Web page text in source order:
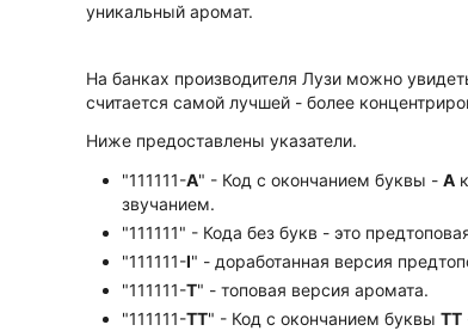
уникальный аромат.
На банках производителя Лузи можно
считается самой лучшей - более
Ниже предоставлены указатели.
"111111-А" - Код с окончанием буквы - А
звучанием.
"111111" - Кода без букв - это
"111111-I" - доработанная версия
"111111-Т" - топовая версия аромата.
"111111-ТТ" - Код с окончанием буквы TT